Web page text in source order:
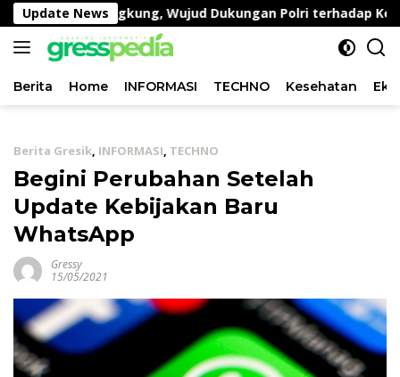
Langsung
ke
konten
Update News
Kangkung, Wujud Dukungan Polri terhadap
Berita Home INFORMASI TECHNO Kesehatan
Berita Gresik, INFORMASI, TECHNO
Begini Perubahan Setelah
Update Kebijakan Baru
WhatsApp
Gressy
15/05/2021